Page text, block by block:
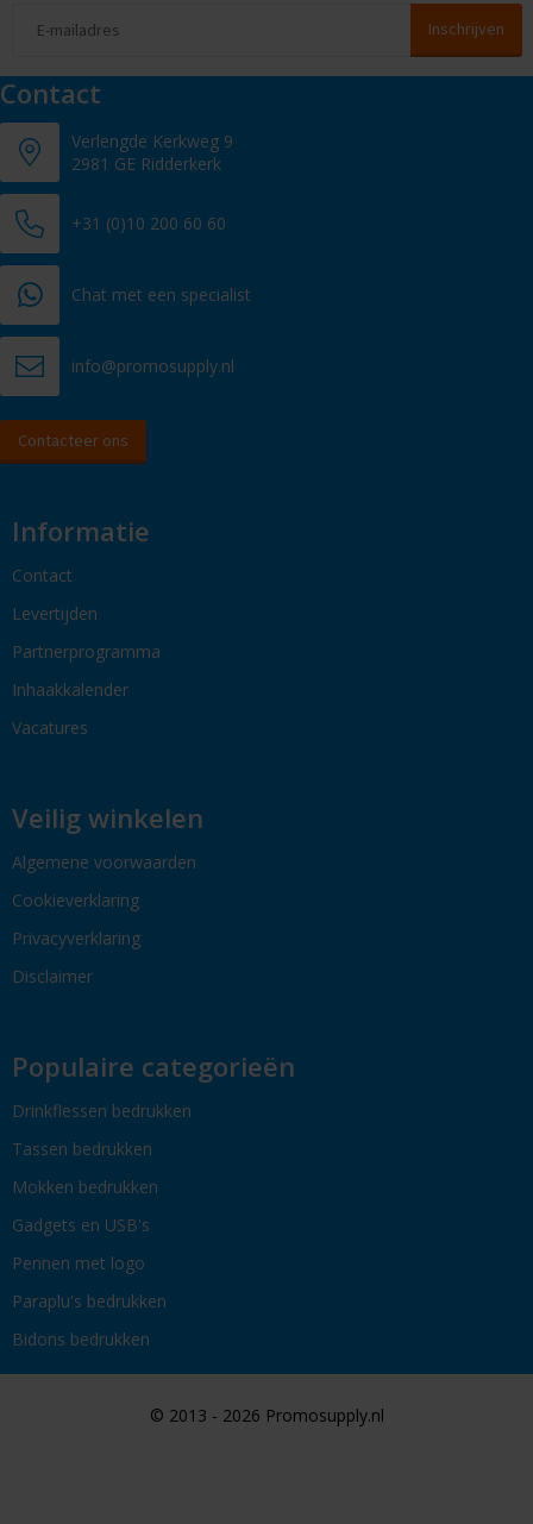
Contact
Verlengde Kerkweg 9
2981 GE Ridderkerk
+31 (0)10 200 60 60
Chat met een specialist
info@promosupply.nl
Contacteer ons
Informatie
Contact
Levertijden
Partnerprogramma
Inhaakkalender
Vacatures
Veilig winkelen
Algemene voorwaarden
Cookieverklaring
Privacyverklaring
Disclaimer
Populaire categorieën
Drinkflessen bedrukken
Tassen bedrukken
Mokken bedrukken
Gadgets en USB's
Pennen met logo
Paraplu's bedrukken
Bidons bedrukken
© 2013 - 2026 Promosupply.nl